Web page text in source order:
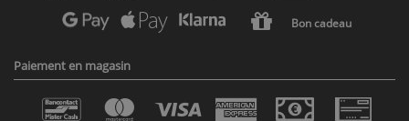
Bon cadeau
Paiement en magasin